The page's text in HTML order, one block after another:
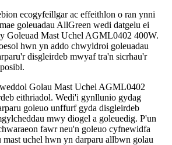
ecogyfeillgar ac effeithlon o ran ynni
goleuadau AllGreen wedi datgelu ei
Goleuad Mast Uchel AGML0402 400W.
hwn yn addo chwyldroi goleuadau
disgleirdeb mwyaf tra'n sicrhau'r
Golau Mast Uchel AGML0402
eithriadol. Wedi'i gynllunio gydag
goleuo unffurf gyda disgleirdeb
mwy diogel a goleuedig. P'un
fawr neu'n goleuo cyfnewidfa
uchel hwn yn darparu allbwn golau